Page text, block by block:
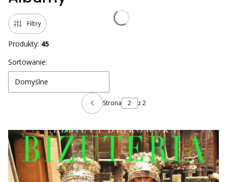
Filtry
Produkty: 45
Lista produktów
Sortowanie:
Domyślne
Poprzednie produkty
Strona z 2